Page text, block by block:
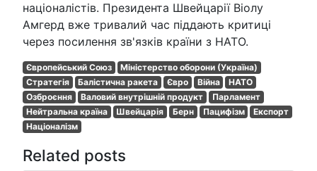
націоналістів. Президента Швейцарії Віолу
Амгерд вже тривалий час піддають критиці
через посилення зв'язків країни з НАТО.
Європейський Союз
Міністерство оборони (Україна)
Стратегія
Балістична ракета Євро Війна
НАТО
Озброєння
Валовий внутрішній продукт
Парламент
Нейтральна країна
Швейцарія Берн Пацифізм
Експорт
Націоналізм
Related posts